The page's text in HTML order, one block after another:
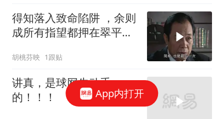
得知落入致命陷阱 ，余则
成所有指望都押在翠平身
胡桃芬映 1跟贴
讲真，是球网先动手
的！！！
App内打开